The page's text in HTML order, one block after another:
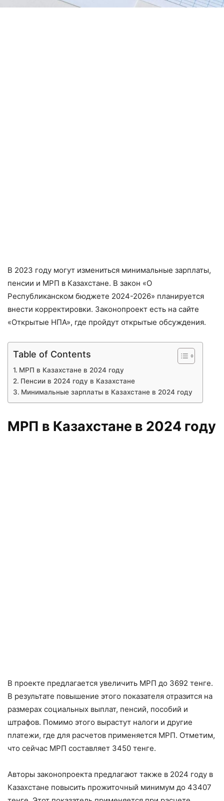
В 2023 году могут измениться минимальные зарплаты,
пенсии и МРП в Казахстане. В закон «О
Республиканском бюджете 2024-2026» планируется
внести корректировки. Законопроект есть на сайте
«Открытые НПА», где пройдут открытые обсуждения.
Table of Contents
МРП в Казахстане в 2024 году
Пенсии в 2024 году в Казахстане
Минимальные зарплаты в Казахстане в 2024 году
МРП в Казахстане в 2024 году
В проекте предлагается увеличить МРП до 3692 тенге.
В результате повышение этого показателя отразится на
размерах социальных выплат, пенсий, пособий и
штрафов. Помимо этого вырастут налоги и другие
платежи, где для расчетов применяется МРП. Отметим,
что сейчас МРП составляет 3450 тенге.
Авторы законопроекта предлагают также в 2024 году в
Казахстане повысить прожиточный минимум до 43407